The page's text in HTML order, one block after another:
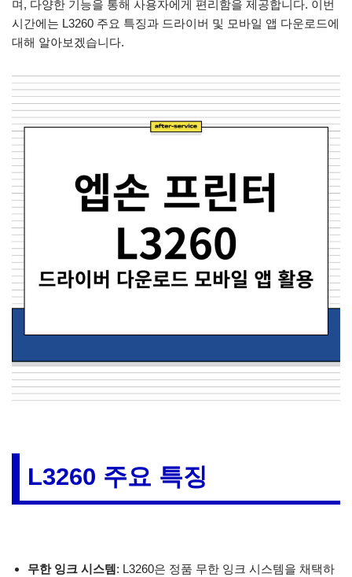
며, 다양한 기능을 통해 사용자에게 편리함을 제공합니다. 이번
시간에는 L3260 주요 특징과 드라이버 및 모바일 앱 다운로드에
대해 알아보겠습니다.
L3260 주요 특징
무한 잉크 시스템: L3260은 정품 무한 잉크 시스템을 채택하